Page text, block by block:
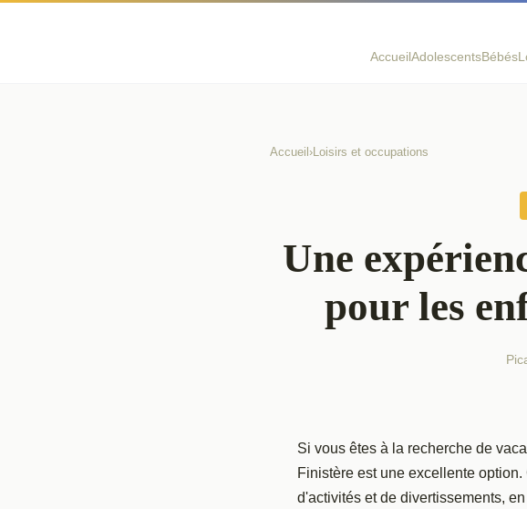
AccueilAdolescentsBébés
Accueil ›Loisirs et occupations
Une
pour les
Si vous êtes à la recherche de
Finistère est une excellente
d'activités et de divertissements,